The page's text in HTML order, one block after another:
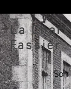
La
Fassier